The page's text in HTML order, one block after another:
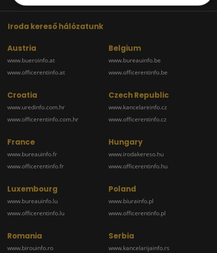
Iroda kereső hálózatunk
Austria
www.bueroinfo.at
www.officerentinfo.at
Belgium
www.bureauinfo.be
www.officerentinfo.be
Croatia
www.uredinfo.com.hr
www.officerentinfo.com.hr
Czech Republic
www.kancelareinfo.cz
www.officerentinfo.cz
France
www.bureauinfo.fr
www.officerentinfo.fr
Hungary
www.irodakereso.hu
www.officerentinfo.hu
Luxembourg
www.bureauinfo.lu
www.officerentinfo.lu
Poland
www.biurainfo.pl
www.officerentinfo.pl
Romania
www.birouinfo.ro
Serbia
www.kancelarijainfo.rs